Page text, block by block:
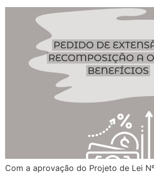
Com a aprovação do Projeto de Lei